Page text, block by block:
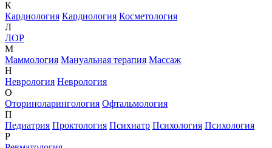
К
Кардиология Кардиология Косметология
Л
ЛОР
М
Маммология Мануальная терапия Массаж
Н
Неврология Неврология
О
Оториноларингология Офтальмология
П
Педиатрия Проктология Психиатр Психология Психология
Р